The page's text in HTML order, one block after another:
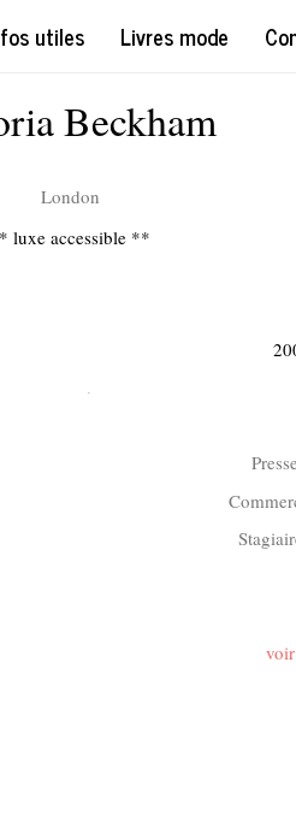
utiles Livres mode
Beckham
London
luxe accessible **
.